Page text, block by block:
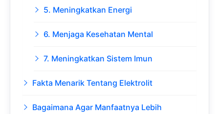
5. Meningkatkan Energi
6. Menjaga Kesehatan Mental
7. Meningkatkan Sistem Imun
Fakta Menarik Tentang Elektrolit
Bagaimana Agar Manfaatnya Lebih